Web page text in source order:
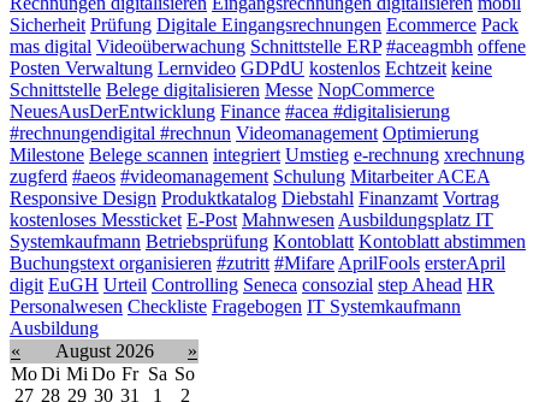
Sicherheit Prüfung Digitale Eingangsrechnungen Ecommerce Pack
mas digital Videoüberwachung Schnittstelle ERP #aceagmbh offene
Posten Verwaltung Lernvideo GDPdU kostenlos Echtzeit keine
Schnittstelle Belege digitalisieren Messe NopCommerce
NeuesAusDerEntwicklung Finance #acea #digitalisierung
#rechnungendigital #rechnun Videomanagement Optimierung
Milestone Belege scannen integriert Umstieg e-rechnung xrechnung
zugferd #aeos #videomanagement Schulung Mitarbeiter ACEA
Responsive Design Produktkatalog Diebstahl Finanzamt Vortrag
kostenloses Messticket E-Post Mahnwesen Ausbildungsplatz IT
Systemkaufmann Betriebsprüfung Kontoblatt Kontoblatt abstimmen
Buchungstext organisieren #zutritt #Mifare AprilFools ersterApril
digit EuGH Urteil Controlling Seneca consozial step Ahead HR
Personalwesen Checkliste Fragebogen IT Systemkaufmann
Ausbildung
«
August 2026
»
Mo Di Mi Do Fr Sa So
27 28 29 30 31 1 2